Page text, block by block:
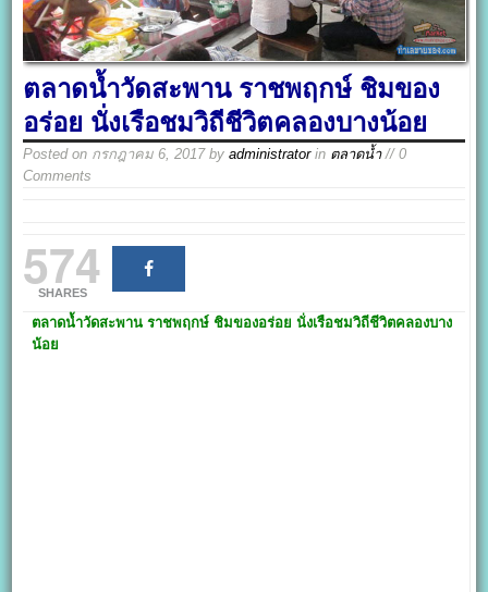
ตลาดน้ำวัดสะพาน ราชพฤกษ์ ชิมของ
อร่อย นั่งเรือชมวิถีชีวิตคลองบางน้อย
Posted on กรกฎาคม 6, 2017byadministratorin ตลาดน้ำ// 0
Comments
574
SHARES
ตลาดน้ำวัดสะพาน ราชพฤกษ์ ชิมของอร่อย นั่งเรือชมวิถีชีวิตคลองบาง
น้อย